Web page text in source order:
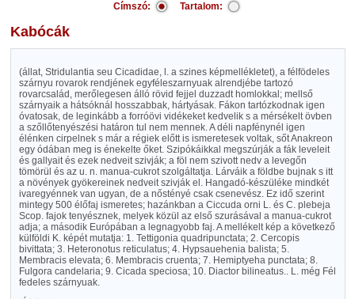
Címszó: Tartalom:
Kabócák
(állat, Stridulantia seu Cicadidae, l. a szines képmellékletet), a félfödeles
szárnyu rovarok rendjének egyféleszarnyuak alrendjébe tartozó
rovarcsalád, merőlegesen álló rövid fejjel duzzadt homlokkal; mellső
szárnyaik a hátsóknál hosszabbak, hártyásak. Fákon tartózkodnak igen
óvatosak, de leginkább a forróövi vidékeket kedvelik s a mérsékelt övben
a szőllőtenyészési határon tul nem mennek. A déli napfénynél igen
élénken cirpelnek s már a régiek előtt is ismeretesek voltak, sőt Anakreon
egy ódában meg is énekelte őket. Szipókáikkal megszúrják a fák leveleit
és gallyait és ezek nedveit szivják; a föl nem szivott nedv a levegőn
tömörül és az u. n. manua-cukrot szolgáltatja. Lárváik a földbe bujnak s itt
a növények gyökereinek nedveit szivják el. Hangadó-készüléke mindkét
ivaregyénnek van ugyan, de a nőstényé csak csenevész. Ez idő szerint
mintegy 500 élőfaj ismeretes; hazánkban a Ciccuda orni L. és C. plebeja
Scop. fajok tenyésznek, melyek közül az első szurásával a manua-cukrot
adja; a második Európában a legnagyobb faj. A mellékelt kép a következő
külföldi K. képét mutatja: 1. Tettigonia quadripunctata; 2. Cercopis
bivittata; 3. Heteronotus reticulatus; 4. Hypsauehenia balista; 5.
Membracis elevata; 6. Membracis cruenta; 7. Hemiptyeha punctata; 8.
Fulgora candelaria; 9. Cicada speciosa; 10. Diactor bilineatus.. L. még Fél
fedeles szárnyuak.